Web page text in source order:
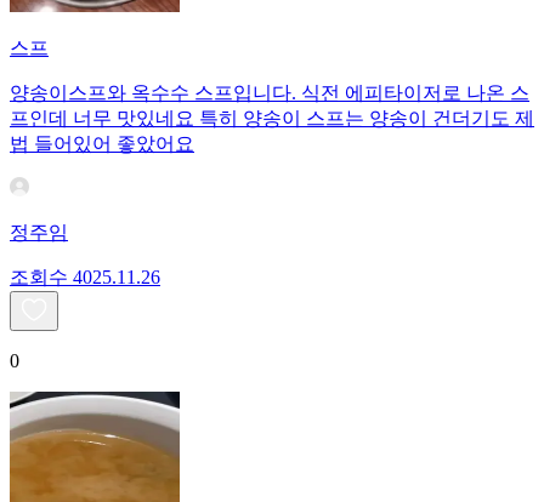
스프
양송이스프와 옥수수 스프입니다. 식전 에피타이저로 나온 스
프인데 너무 맛있네요 특히 양송이 스프는 양송이 건더기도 제
법 들어있어 좋았어요
정주임
조회수 4025.11.26
0